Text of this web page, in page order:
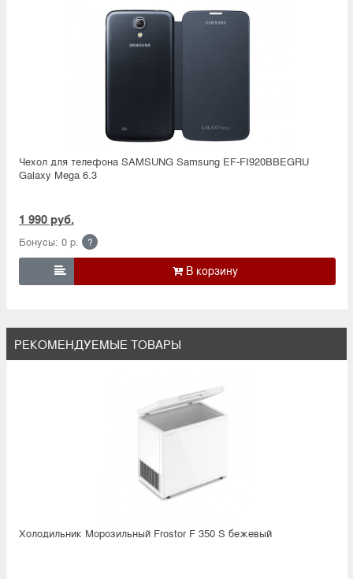
Чехол для телефона SAMSUNG Samsung EF-FI920BBEGRU
Galaxy Mega 6.3
1 990 руб.
Бонусы: 0 р. ?

РЕКОМЕНДУЕМЫЕ ТОВАРЫ
Холодильник Морозильный Frostor F 350 S бежевый